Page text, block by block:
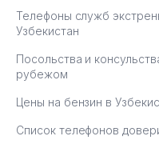
Телефоны служб
Узбекистан
Посольства и
рубежом
Цены на бензин в
Список телефонов